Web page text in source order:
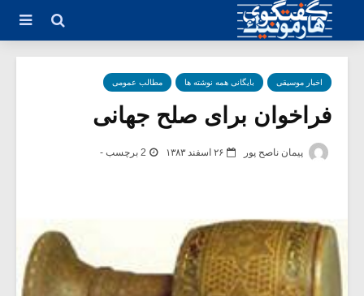
اخبار موسیقی بایگانی همه نوشته ها مطالب عمومی
فراخوان برای صلح جهانی
پیمان ناصح پور ۲۶ اسفند ۱۳۸۳ 2 برچسب -